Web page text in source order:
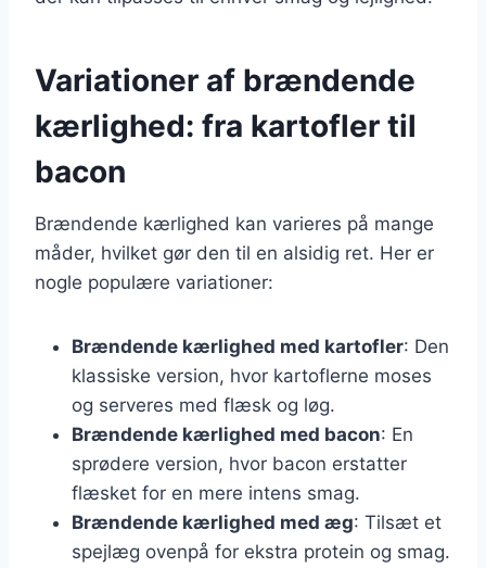
Variationer af brændende
kærlighed: fra kartofler til
bacon
Brændende kærlighed kan varieres på mange
måder, hvilket gør den til en alsidig ret. Her er
nogle populære variationer:
Brændende kærlighed med kartofler: Den
klassiske version, hvor kartoflerne moses
og serveres med flæsk og løg.
Brændende kærlighed med bacon: En
sprødere version, hvor bacon erstatter
flæsket for en mere intens smag.
Brændende kærlighed med æg: Tilsæt et
spejlæg ovenpå for ekstra protein og smag.